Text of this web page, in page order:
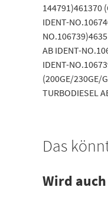
144791)461370
IDENT-
AB IDENT-
IDENT-
(200GE/230GE/
TURBODIESEL
Das
Wird